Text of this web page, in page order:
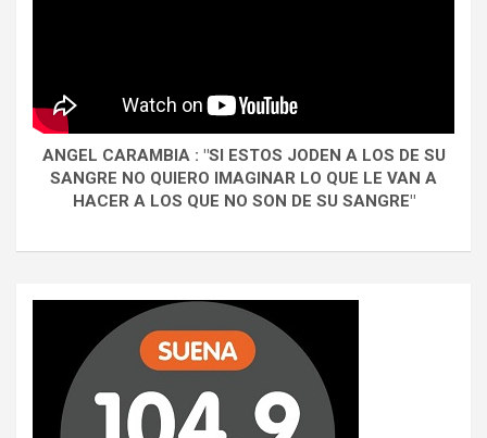
ANGEL CARAMBIA : "SI ESTOS JODEN A LOS DE SU
SANGRE NO QUIERO IMAGINAR LO QUE LE VAN A
HACER A LOS QUE NO SON DE SU SANGRE"